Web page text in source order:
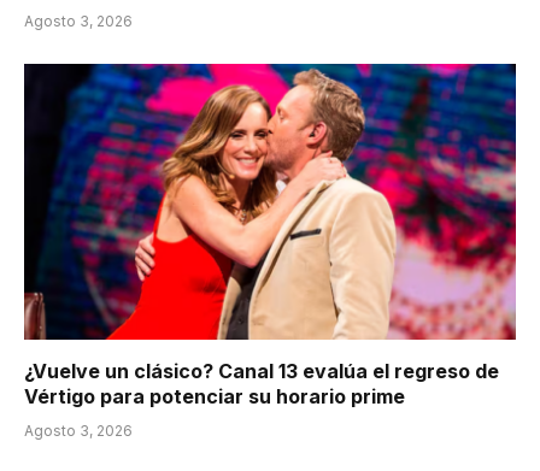
Agosto 3, 2026
¿Vuelve un clásico? Canal 13 evalúa el regreso de
Vértigo para potenciar su horario prime
Agosto 3, 2026